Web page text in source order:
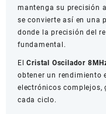
mantenga su precisión
se convierte así en una
donde la precisión del
fundamental.
ElCristal Oscilador
obtener un rendimiento
electrónicos
cada ciclo.